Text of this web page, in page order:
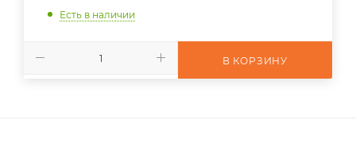
Есть в наличии
В КОРЗИНУ